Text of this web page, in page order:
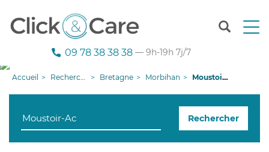
T
n
g
09 78 38 38 38 — 9h-19h 7j/7
Accueil Recherche aide à domicile Bretagne Morbihan Moustoir-Ac
Rechercher